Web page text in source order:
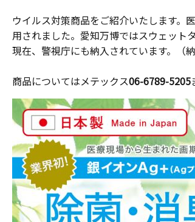
ウイルス対策商品をご紹介いたします。
用されました。愛知万博ではスウェット
現在、警視庁にも納入されています。（
商品についてはメテックス06-6789-5205